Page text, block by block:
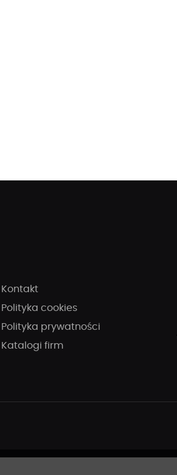
Kontakt
Polityka cookies
Polityka prywatności
Katalogi firm